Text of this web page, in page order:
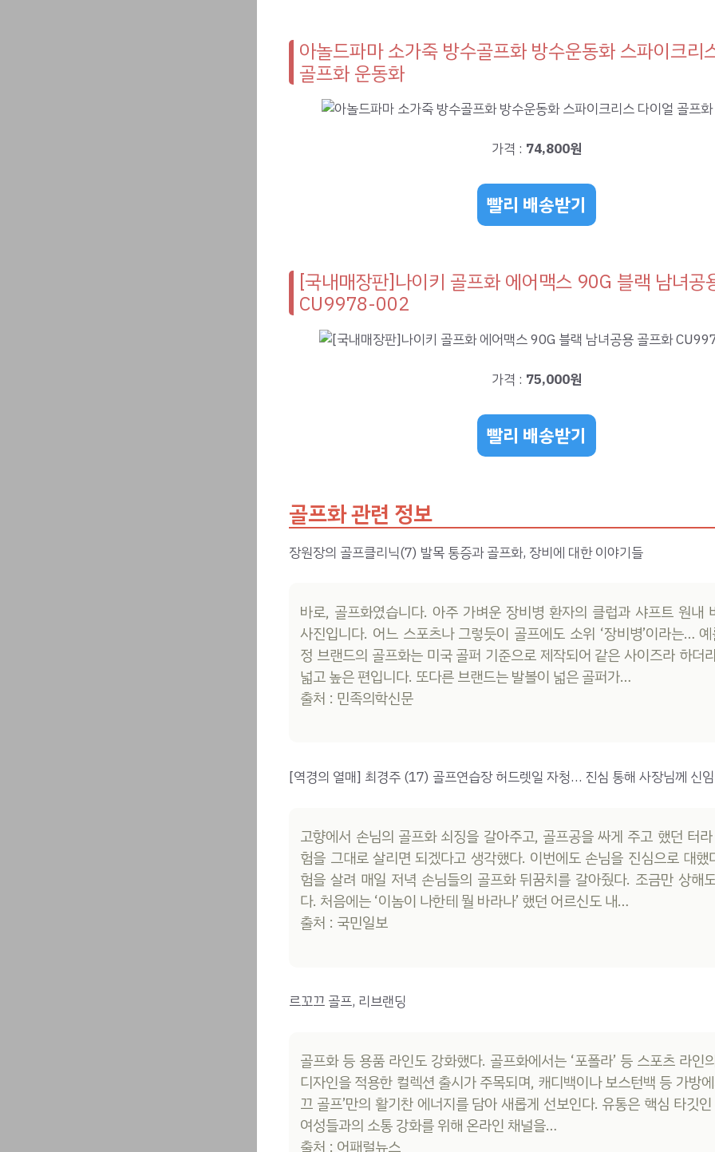
아놀드파마 소가죽 방수골프화 방수운동화 스파이크리
골프화 운동화
가격 : 74,800원
빨리 배송받기
[국내매장판]나이키 골프화 에어맥스 90G 블랙 남녀공
CU9978-002
가격 : 75,000원
빨리 배송받기
골프화 관련 정보
장원장의 골프클리닉(7) 발목 통증과 골프화, 장비에 대한 이야기들
바로, 골프화였습니다. 아주 가벼운 장비병 환자의 클럽과 샤프트 원내
사진입니다. 어느 스포츠나 그렇듯이 골프에도 소위 ‘장비병’이라는…
정 브랜드의 골프화는 미국 골퍼 기준으로 제작되어 같은 사이즈라 하더
넓고 높은 편입니다. 또다른 브랜드는 발볼이 넓은 골퍼가…
출처 : 민족의학신문
[역경의 열매] 최경주 (17) 골프연습장 허드렛일 자청… 진심 통해 사장님께 신임
고향에서 손님의 골프화 쇠징을 갈아주고, 골프공을 싸게 주고 했던 터
험을 그대로 살리면 되겠다고 생각했다. 이번에도 손님을 진심으로 대했
험을 살려 매일 저녁 손님들의 골프화 뒤꿈치를 갈아줬다. 조금만 상해
다. 처음에는 ‘이놈이 나한테 뭘 바라나’ 했던 어르신도 내…
출처 : 국민일보
르꼬끄 골프, 리브랜딩
골프화 등 용품 라인도 강화했다. 골프화에서는 ‘포폴라’ 등 스포츠 라인
디자인을 적용한 컬렉션 출시가 주목되며, 캐디백이나 보스턴백 등 가방
끄 골프’만의 활기찬 에너지를 담아 새롭게 선보인다. 유통은 핵심 타깃
여성들과의 소통 강화를 위해 온라인 채널을…
출처 : 어패럴뉴스